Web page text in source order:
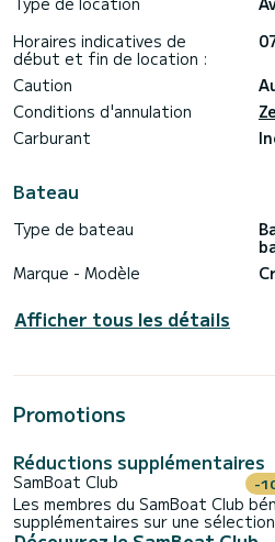
Eau & vin à bord
Paddle board
Masque & tuba
Non inclus :
Seabob : +150€ (optionnel)
l’eau, ce bateau vous promet une
croisière privée à Cannes !
Horaires indicatives de
début et fin de location :
Caution
Conditions d'annulation
Carburant
Bateau
Type de bateau
Marque - Modèle
Afficher tous les détails
Promotions
Réductions supplémentaires
SamBoat Club -
Les membres du SamBoat Club
supplémentaires sur une